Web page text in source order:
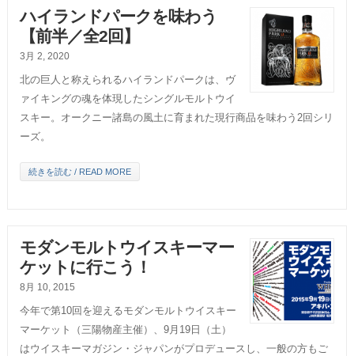
ハイランドパークを味わう
【前半／全2回】
3月 2, 2020
北の巨人と称えられるハイランドパークは、ヴ
ァイキングの魂を体現したシングルモルトウイ
スキー。オークニー諸島の風土に育まれた現行商品を味わう2回シリ
ーズ。
続きを読む / READ MORE
モダンモルトウイスキーマー
ケットに行こう！
8月 10, 2015
今年で第10回を迎えるモダンモルトウイスキー
マーケット（三陽物産主催）、9月19日（土）
はウイスキーマガジン・ジャパンがプロデュースし、一般の方もご